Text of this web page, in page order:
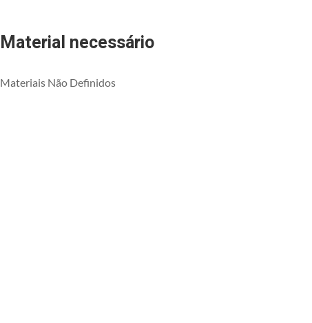
Material necessário
Materiais Não Definidos